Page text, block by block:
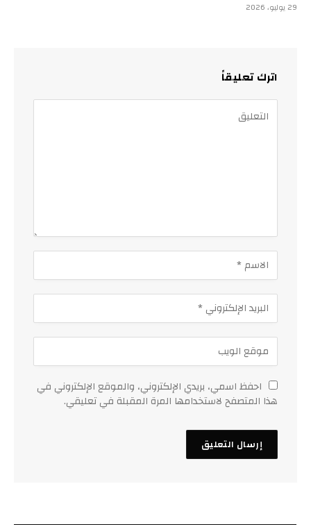
29 يوليو، 2026
اترك تعليقاً
احفظ اسمي، بريدي الإلكتروني، والموقع الإلكتروني في
هذا المتصفح لاستخدامها المرة المقبلة في تعليقي.